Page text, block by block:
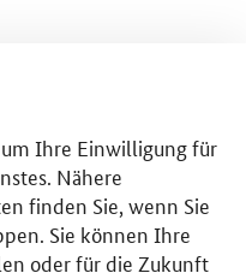
Ihre Einwilligung für
Nähere
finden Sie, wenn Sie
Sie können Ihre
oder für die Zukunft